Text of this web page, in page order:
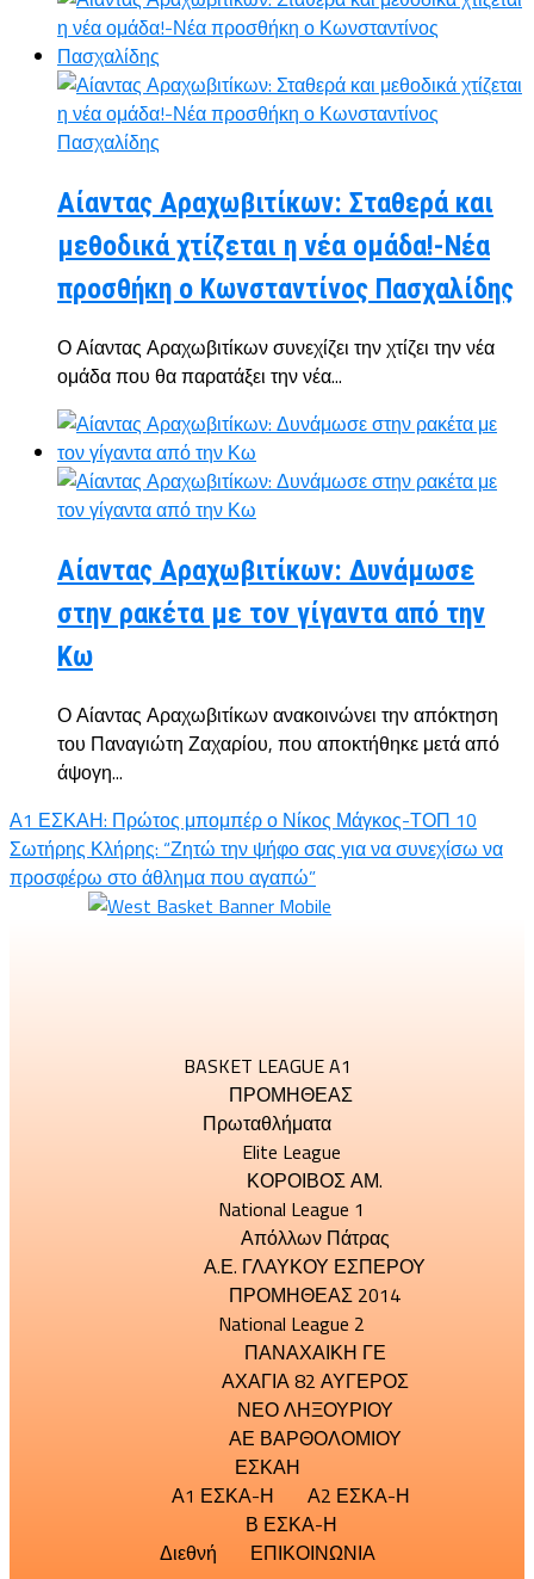
Αίαντας Αραχωβιτίκων: Σταθερά και
μεθοδικά χτίζεται η νέα ομάδα!-Νέα
προσθήκη ο Κωνσταντίνος Πασχαλίδης
Ο Αίαντας Αραχωβιτίκων συνεχίζει την χτίζει την νέα
ομάδα που θα παρατάξει την νέα...
Αίαντας Αραχωβιτίκων: Δυνάμωσε
στην ρακέτα με τον γίγαντα από την
Κω
Ο Αίαντας Αραχωβιτίκων ανακοινώνει την απόκτηση
του Παναγιώτη Ζαχαρίου, που αποκτήθηκε μετά από
άψογη...
Α1 ΕΣΚΑΗ: Πρώτος μπομπέρ ο Νίκος Μάγκος-ΤΟΠ 10
Σωτήρης Κλήρης: “Ζητώ την ψήφο σας για να συνεχίσω να
προσφέρω στο άθλημα που αγαπώ”
BASKET LEAGUE A1
ΠΡΟΜΗΘΕΑΣ
Πρωταθλήματα
Elite League
ΚΟΡΟΙΒΟΣ ΑΜ.
National League 1
Απόλλων Πάτρας
Α.Ε. ΓΛΑΥΚΟΥ ΕΣΠΕΡΟΥ
ΠΡΟΜΗΘΕΑΣ 2014
National League 2
ΠΑΝΑΧΑΙΚΗ ΓΕ
ΑΧΑΓΙΑ 82 ΑΥΓΕΡΟΣ
ΝΕΟ ΛΗΞΟΥΡΙΟΥ
ΑΕ ΒΑΡΘΟΛΟΜΙΟΥ
ΕΣΚΑΗ
Α1 ΕΣΚΑ-Η
Α2 ΕΣΚΑ-Η
Β ΕΣΚΑ-Η
Διεθνή
ΕΠΙΚΟΙΝΩΝΙΑ